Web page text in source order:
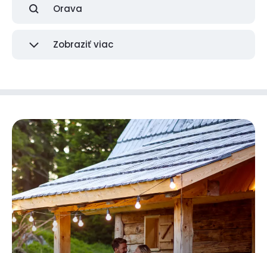
Orava
Zobraziť viac